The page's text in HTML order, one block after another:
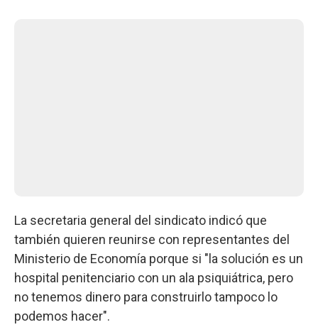
La secretaria general del sindicato indicó que
también quieren reunirse con representantes del
Ministerio de Economía porque si "la solución es un
hospital penitenciario con un ala psiquiátrica, pero
no tenemos dinero para construirlo tampoco lo
podemos hacer".